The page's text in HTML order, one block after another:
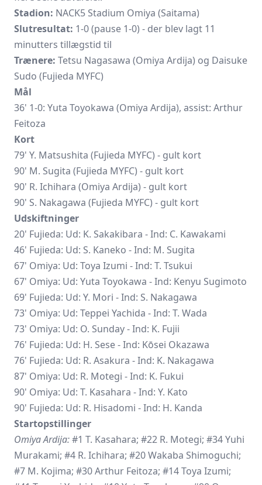
Stadion: NACK5 Stadium Omiya (Saitama)
Slutresultat: 1-0 (pause 1-0) - der blev lagt 11
minutters tillægstid til
Trænere: Tetsu Nagasawa (Omiya Ardija) og Daisuke
Sudo (Fujieda MYFC)
Mål
36' 1-0: Yuta Toyokawa (Omiya Ardija), assist: Arthur
Feitoza
Kort
79' Y. Matsushita (Fujieda MYFC) - gult kort
90' M. Sugita (Fujieda MYFC) - gult kort
90' R. Ichihara (Omiya Ardija) - gult kort
90' S. Nakagawa (Fujieda MYFC) - gult kort
Udskiftninger
20' Fujieda: Ud: K. Sakakibara - Ind: C. Kawakami
46' Fujieda: Ud: S. Kaneko - Ind: M. Sugita
67' Omiya: Ud: Toya Izumi - Ind: T. Tsukui
67' Omiya: Ud: Yuta Toyokawa - Ind: Kenyu Sugimoto
69' Fujieda: Ud: Y. Mori - Ind: S. Nakagawa
73' Omiya: Ud: Teppei Yachida - Ind: T. Wada
73' Omiya: Ud: O. Sunday - Ind: K. Fujii
76' Fujieda: Ud: H. Sese - Ind: Kōsei Okazawa
76' Fujieda: Ud: R. Asakura - Ind: K. Nakagawa
87' Omiya: Ud: R. Motegi - Ind: K. Fukui
90' Omiya: Ud: T. Kasahara - Ind: Y. Kato
90' Fujieda: Ud: R. Hisadomi - Ind: H. Kanda
Startopstillinger
Omiya Ardija:#1 T. Kasahara; #22 R. Motegi; #34 Yuhi
Murakami; #4 R. Ichihara; #20 Wakaba Shimoguchi;
#7 M. Kojima; #30 Arthur Feitoza; #14 Toya Izumi;